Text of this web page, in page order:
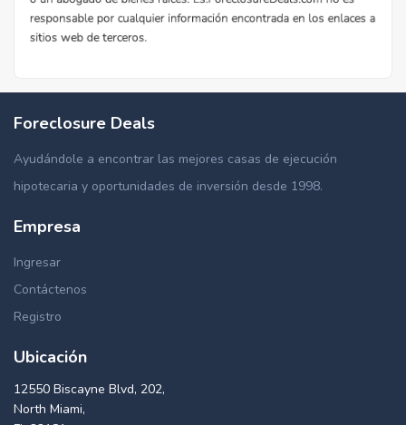
Foreclosure Deals
Ayudándole a encontrar las mejores casas de ejecución
hipotecaria y oportunidades de inversión desde 1998.
Empresa
Ingresar
Contáctenos
Registro
Ubicación
12550 Biscayne Blvd, 202,
North Miami,